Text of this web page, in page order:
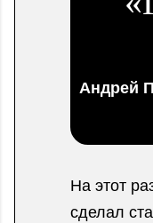
Андрей
На этот
сделал